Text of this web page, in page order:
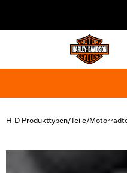
H-D Produkttypen/Teile/